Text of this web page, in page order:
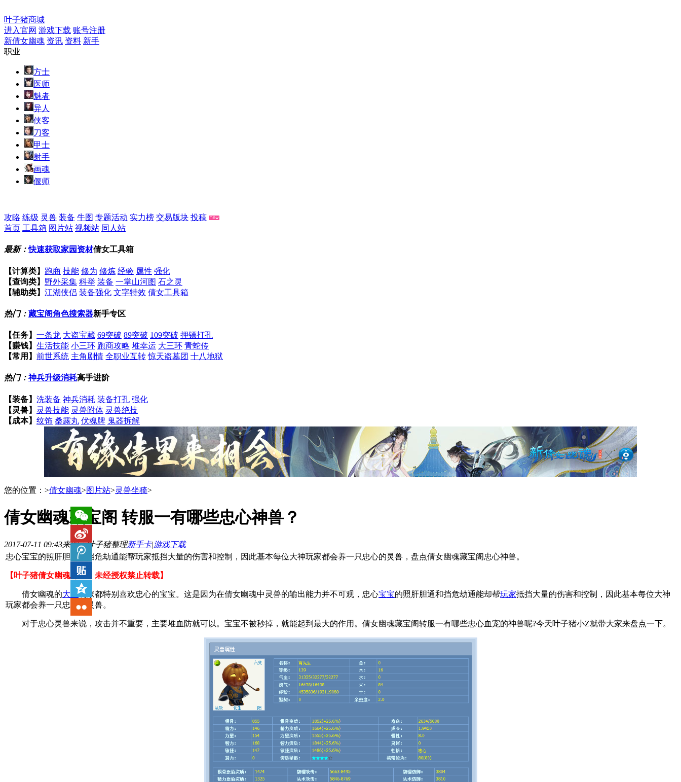
叶子猪商城
进入官网 游戏下载 账号注册
新倩女幽魂 资讯 资料 新手
职业
方士
医师
魅者
异人
侠客
刀客
甲士
射手
画魂
偃师
攻略 练级 灵兽 装备 牛图 专题活动 实力榜 交易版块 投稿
首页 工具箱 图片站 视频站 同人站
最新：快速获取家园资材倩女工具箱
【计算类】 跑商 技能 修为 修炼 经验 属性 强化
【查询类】 野外采集 科举 装备 一掌山河图 石之灵
【辅助类】 江湖侠侣 装备强化 文字特效 倩女工具箱
热门： 藏宝阁角色搜索器新手专区
【任务】 一条龙 大盗宝藏 69突破 89突破 109突破 押镖打孔
【赚钱】 生活技能 小三环 跑商攻略 堆幸运 大三环 青蛇传
【常用】 前世系统 主角剧情 全职业互转 惊天盗墓团 十八地狱
热门：神兵升级消耗高手进阶
【装备】 洗装备 神兵消耗 装备打孔 强化
【灵兽】
灵兽技能 灵兽附体 灵兽绝技
【成本】 纹饰 桑露丸 伏魂牌 鬼器拆解
您的位置： >倩女幽魂>图片站>灵兽坐骑>
倩女幽魂藏宝阁 转服一有哪些忠心神兽？
2017-07-11 09:43来源：叶子猪整理新手卡| 游戏下载
忠心宝宝的照肝胆通和挡危劫通能帮玩家抵挡大量的伤害和控制，因此基本每位大神玩家都会养一只忠心的灵兽，盘点倩女幽魂藏宝阁忠心神兽。
【叶子猪倩女幽魂专稿，未经授权禁止转载】
倩女幽魂的大神玩家都特别喜欢忠心的宝宝。这是因为在倩女幽魂中灵兽的输出能力并不可观，忠心宝宝的照肝胆通和挡危劫通能却帮玩家抵挡大量的伤害和控制，因此基本每位大神
玩家都会养一只忠心的灵兽。
对于忠心灵兽来说，攻击并不重要，主要堆血防就可以。宝宝不被秒掉，就能起到最大的作用。倩女幽魂藏宝阁转服一有哪些忠心血宠的神兽呢?今天叶子猪小Z就带大家来盘点一下。